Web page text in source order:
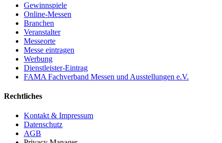
Gewinnspiele
Online-Messen
Branchen
Veranstalter
Messeorte
Messe eintragen
Werbung
Dienstleister-Eintrag
FAMA Fachverband Messen und Ausstellungen e.V.
Rechtliches
Kontakt & Impressum
Datenschutz
AGB